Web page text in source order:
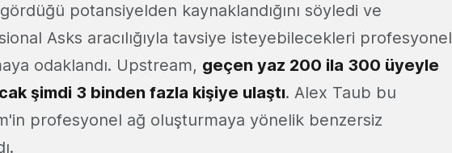
potansiyelden kaynaklandığını söyledi ve
Asks aracılığıyla tavsiye isteyebilecekleri profesyonel
odaklandı. Upstream, geçen yaz 200 ila 300 üyeyle
şimdi 3 binden fazla kişiye ulaştı. Alex Taub bu
profesyonel ağ oluşturmaya yönelik benzersiz